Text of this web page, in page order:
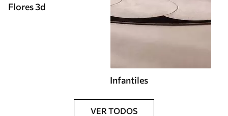
Flores 3d
Infantiles
VER TODOS